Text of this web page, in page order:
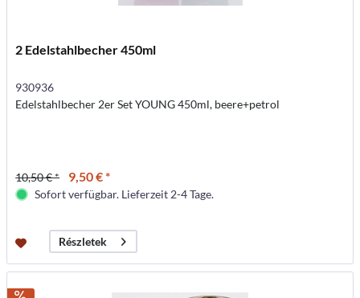
2 Edelstahlbecher 450ml
930936
Edelstahlbecher 2er Set YOUNG 450ml, beere+petrol
10,50 € * 9,50 € *
Sofort verfügbar. Lieferzeit 2-4 Tage.
Részletek